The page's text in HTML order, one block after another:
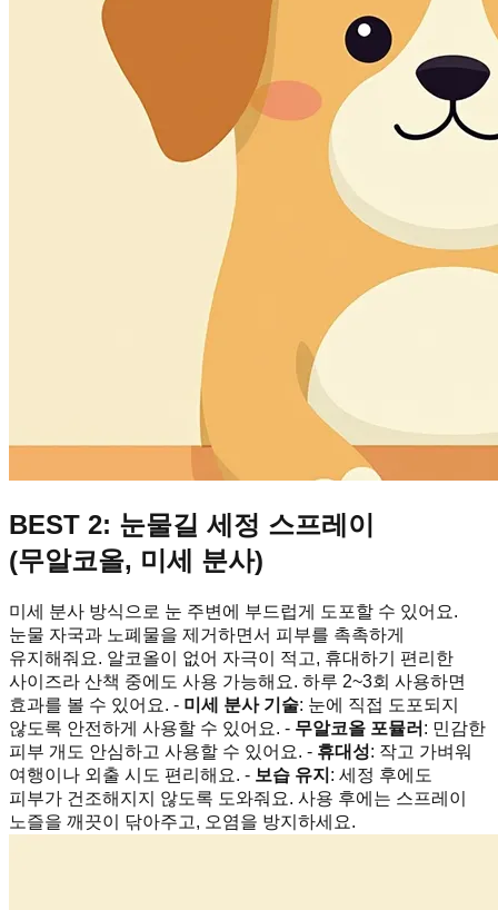
BEST 2: 눈물길 세정 스프레이
(무알코올, 미세 분사)
미세 분사 방식으로 눈 주변에 부드럽게 도포할 수 있어요.
눈물 자국과 노폐물을 제거하면서 피부를 촉촉하게
유지해줘요. 알코올이 없어 자극이 적고, 휴대하기 편리한
사이즈라 산책 중에도 사용 가능해요. 하루 2~3회 사용하면
효과를 볼 수 있어요. - 미세 분사 기술: 눈에 직접 도포되지
않도록 안전하게 사용할 수 있어요. - 무알코올 포뮬러 : 민감한
피부 개도 안심하고 사용할 수 있어요. - 휴대성: 작고 가벼워
여행이나 외출 시도 편리해요. - 보습 유지 : 세정 후에도
피부가 건조해지지 않도록 도와줘요. 사용 후에는 스프레이
노즐을 깨끗이 닦아주고, 오염을 방지하세요.